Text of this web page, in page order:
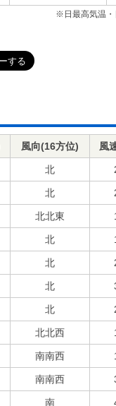
※日最高気温・
風向(16方位) 風
北
北
北北東
北
北
北
北
北北西
南南西
南南西
南